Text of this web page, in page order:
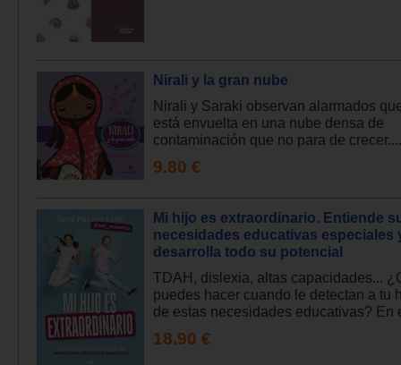
Nirali y la gran nube
Nirali y Saraki observan alarmados
está envuelta en una nube densa de
contaminación que no para de crecer....
9.80 €
Mi hijo es extraordinario. Entiende
necesidades educativas especiales
desarrolla todo su potencial
TDAH, dislexia, altas capacidades...
puedes hacer cuando le detectan a tu
de estas necesidades educativas? En
18.90 €